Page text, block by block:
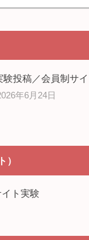
験投稿／会員制サ
年6月24日
）
ト実験